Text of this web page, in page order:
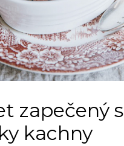
zapečený s
kachny